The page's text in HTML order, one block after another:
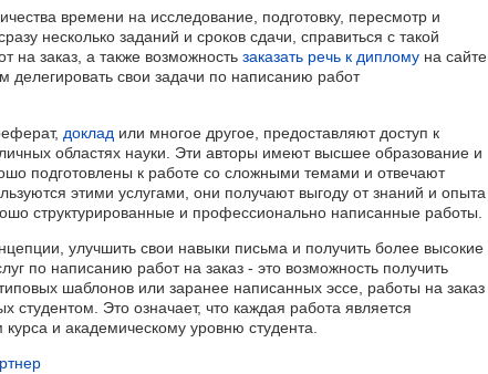
времени на исследование, подготовку, пересмотр и
несколько заданий и сроков сдачи, справиться с такой
на заказ, а также возможность заказать речь к диплому на сайте
делегировать свои задачи по написанию работ
доклад или многое другое, предоставляют доступ к
областях науки. Эти авторы имеют высшее образование и
подготовлены к работе со сложными темами и отвечают
этими услугами, они получают выгоду от знаний и опыта
структурированные и профессионально написанные работы.
улучшить свои навыки письма и получить более высокие
по написанию работ на заказ - это возможность получить
шаблонов или заранее написанных эссе, работы на заказ
студентом. Это означает, что каждая работа является
и академическому уровню студента.